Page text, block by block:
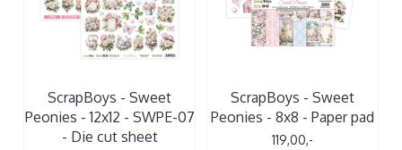
ScrapBoys - Sweet
Peonies - 12x12 - SWPE-07
- Die cut sheet
ScrapBoys - Sweet
Peonies - 8x8 - Paper pad
119,00,-